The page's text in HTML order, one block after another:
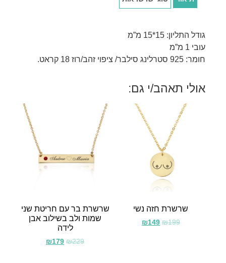
גודל התליון: 15*15 מ”מ
עובי 1 מ”מ
חומר: 925 סטרלינג סילבר/ ציפוי זהב/רוז 18 קראט.
אולי תאהב/י גם:
שרשרת חזה נשי
₪199
₪149
שרשרת בר עם חריטת שני
שמות ולב בשילוב אבן
לידה
₪229
₪179